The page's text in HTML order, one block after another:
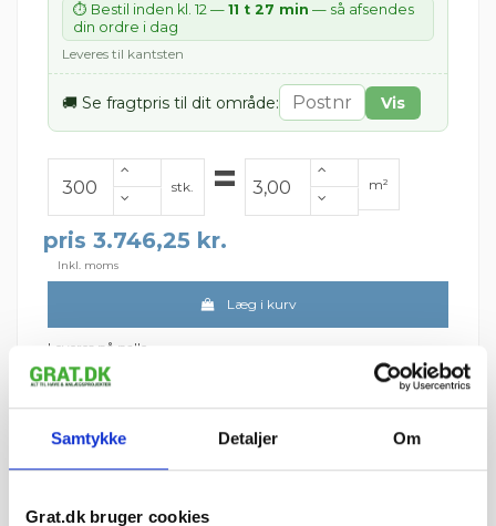
Samtykke Detaljer Om
Grat.dk bruger cookies
⏱ Bestil inden kl. 12 — 11 t 27 min — så afsendes
din ordre i dag
Leveres til kantsten
🚚 Se fragtpris til dit område: Vis
stk. = m²
pris 3.746,25 kr.
Inkl. moms
Læg i kurv
Leveres på palle.
Der går ca. 100 stk. pr. m²
Leveres på paller
Minimumsbestilling 300 stk.